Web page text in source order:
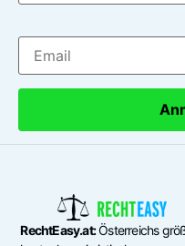
RechtEasy.at:Österreichs